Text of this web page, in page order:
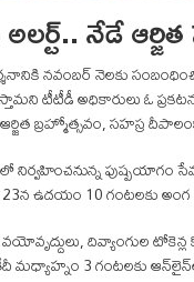
అలర్ట్.. నేడే
నవంబర్ నెలకు
టీటీడీ అధికారులు ఓ
బ్రహ్మోత్సవం, సహస్ర
పుష్పయాగం
ఉదయం 10 గంటలకు అంగ
దివ్యాంగుల
మధ్యాహ్నం 3 గంటలకు